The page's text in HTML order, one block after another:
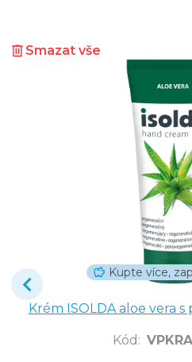
Smazat vše
Kupte více,
Krém ISOLDA aloe vera
Kód :